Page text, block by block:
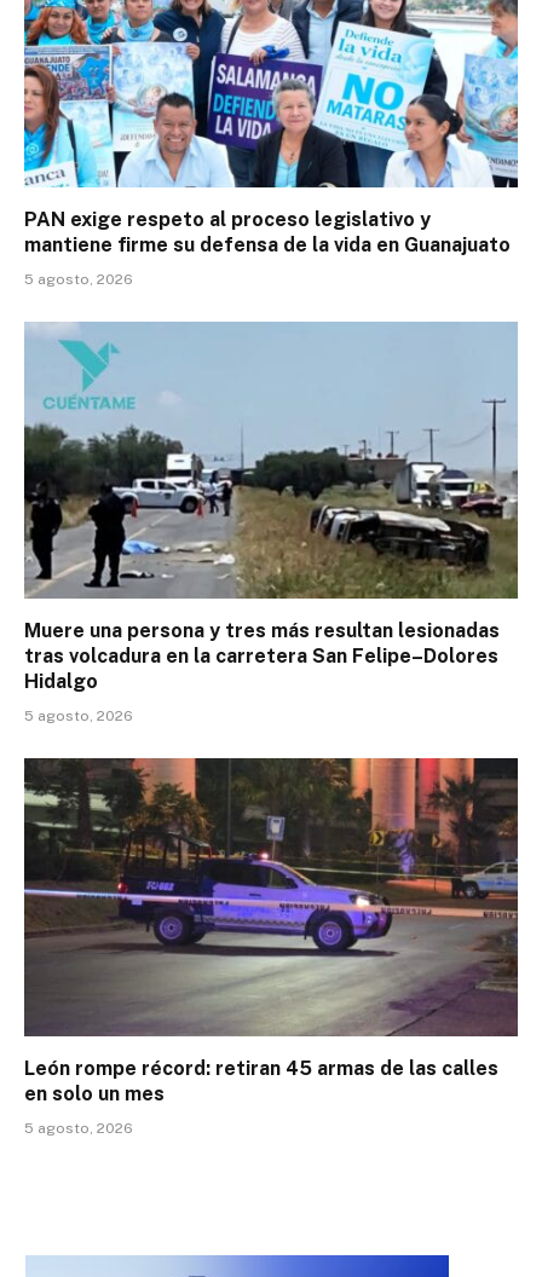
PAN exige respeto al proceso legislativo y
mantiene firme su defensa de la vida en Guanajuato
5 agosto, 2026
Muere una persona y tres más resultan lesionadas
tras volcadura en la carretera San Felipe–Dolores
Hidalgo
5 agosto, 2026
León rompe récord: retiran 45 armas de las calles
en solo un mes
5 agosto, 2026